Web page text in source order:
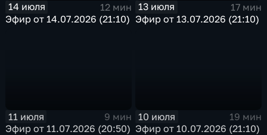
14 июля
12 мин
Эфир от 14.07.2026 (21:10)
13 июля
17 мин
Эфир от 13.07.2026 (21:10)
11 июля
9 мин
Эфир от 11.07.2026 (20:50)
10 июля
19 мин
Эфир от 10.07.2026 (21:10)